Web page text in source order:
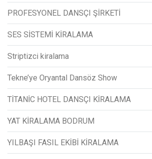
PROFESYONEL DANSÇI ŞİRKETİ
SES SİSTEMİ KİRALAMA
Striptizci kiralama
Tekne’ye Oryantal Dansöz Show
TİTANİC HOTEL DANSÇI KİRALAMA
YAT KİRALAMA BODRUM
YILBAŞI FASIL EKİBİ KİRALAMA